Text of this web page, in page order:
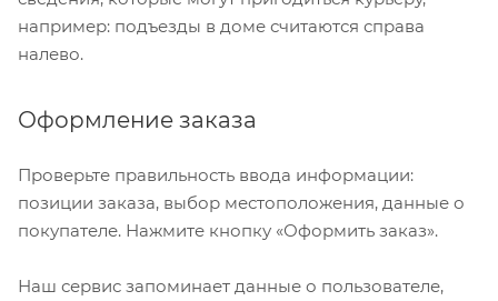
например: подъезды в доме считаются справа
налево.
Оформление заказа
Проверьте правильность ввода информации:
позиции заказа, выбор местоположения, данные о
покупателе. Нажмите кнопку «Оформить заказ».
Наш сервис запоминает данные о пользователе,